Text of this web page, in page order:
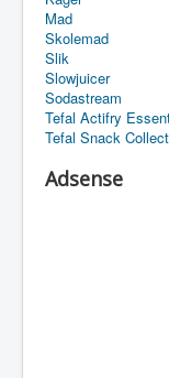
Mad
Skolemad
Slik
Slowjuicer
Sodastream
Tefal Actifry
Tefal Snack
Adsense